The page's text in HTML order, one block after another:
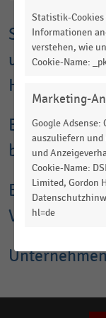
Marktplätze
Mehr als dieHälfte
wurde über
verzeichneten ein
wachsen,
Ergebnisse zeigten
In einer
bevh und das EHI
Fortführung der
Umsatzwachstum
Entwicklung
Der deutsche
moderate
Commerce mit
und übertrafen
Quartal. Stärkste
und
Handel vom
beim Online-
Entwicklung
Statistik-Cookies
Informationen
verstehen, wie
Cookie-Name:
Marketing-
Google Adsense:
auszuliefern
und
Cookie-Name:
Limited, Gordon
hl=de